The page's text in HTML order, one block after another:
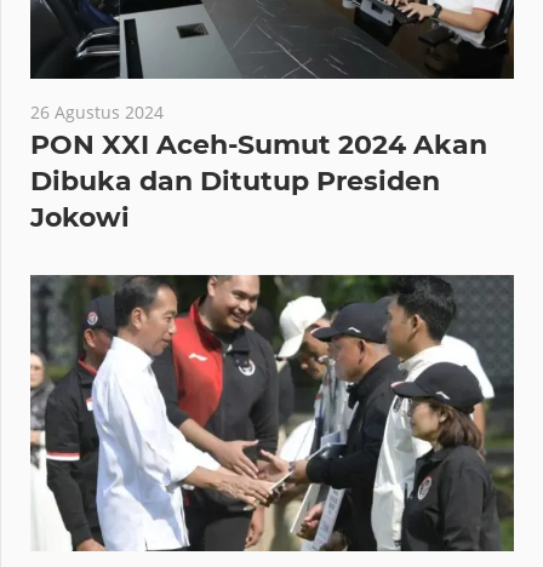
26 Agustus 2024
PON XXI Aceh-Sumut 2024 Akan
Dibuka dan Ditutup Presiden
Jokowi